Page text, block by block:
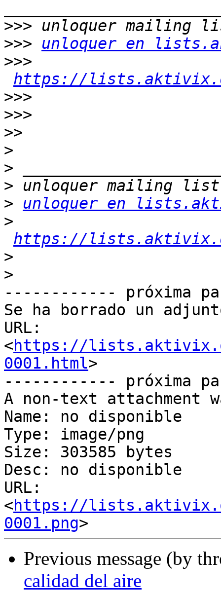
>>>
>>>
unloquer en
>>>
https://
>>>
>>>
>>
>
>
>
>
unloquer en
>
https://
>
>
------------ próxima
Se ha borrado un
URL:
<https://
0001.html>
------------ próxima
A non-text attachment
Name: no disponible
Type: image/png
Size: 303585 bytes
Desc: no disponible
URL:
<https://
0001.png
Previous message (by
calidad del aire